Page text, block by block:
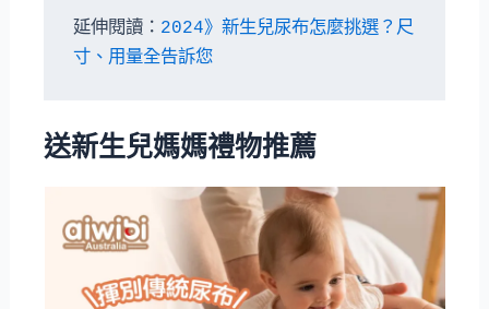
延伸閱讀： 2024》新生兒尿布怎麼挑選？尺
寸、用量全告訴您
送新生兒媽媽禮物推薦